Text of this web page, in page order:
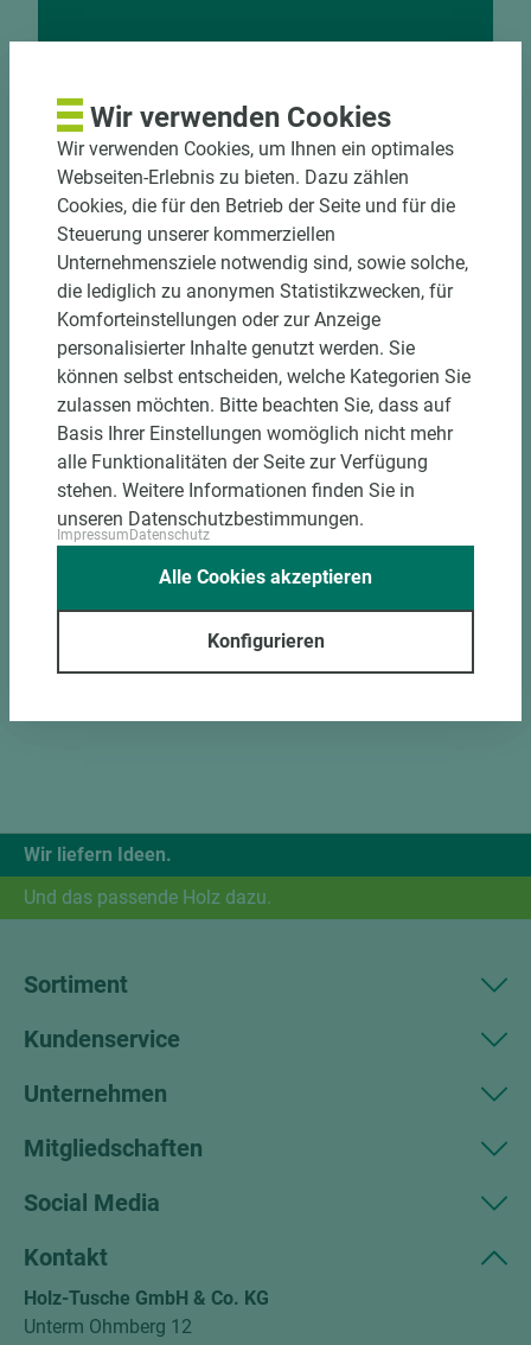
Zuschnittservice
Bekantungsfähiger Fixmaßzuschnitt maßhaltig
und winkelgenau
Hohe und präzise Leistung durch
halbautomatische Beschickung
Einzelteiletikettierung auf Wunsch möglich
Materialschonende und kundengerechte
Verpackung der Fixmaße
Jetzt Zuschnitt anfragen
Wir liefern Ideen.
Und das passende Holz dazu.
Sortiment
Kundenservice
Unternehmen
Mitgliedschaften
Social Media
Kontakt
Holz-Tusche GmbH & Co. KG
Unterm Ohmberg 12
Wir verwenden Cookies
Wir verwenden Cookies, um Ihnen ein optimales
Webseiten-Erlebnis zu bieten. Dazu zählen
Cookies, die für den Betrieb der Seite und für die
Steuerung unserer kommerziellen
Unternehmensziele notwendig sind, sowie solche,
die lediglich zu anonymen Statistikzwecken, für
Komforteinstellungen oder zur Anzeige
personalisierter Inhalte genutzt werden. Sie
können selbst entscheiden, welche Kategorien Sie
zulassen möchten. Bitte beachten Sie, dass auf
Basis Ihrer Einstellungen womöglich nicht mehr
alle Funktionalitäten der Seite zur Verfügung
stehen. Weitere Informationen finden Sie in
unseren Datenschutzbestimmungen.
ImpressumDatenschutz
Konfigurieren
Alle Cookies akzeptieren